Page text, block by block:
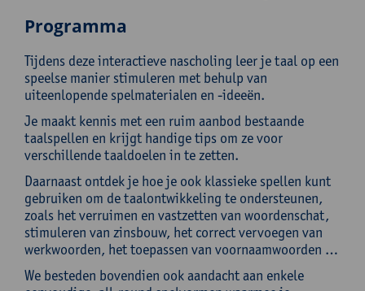
Programma
Tijdens deze interactieve nascholing leer je taal op een
speelse manier stimuleren met behulp van
uiteenlopende spelmaterialen en -ideeën.
Je maakt kennis met een ruim aanbod bestaande
taalspellen en krijgt handige tips om ze voor
verschillende taaldoelen in te zetten.
Daarnaast ontdek je hoe je ook klassieke spellen kunt
gebruiken om de taalontwikkeling te ondersteunen,
zoals het verruimen en vastzetten van woordenschat,
stimuleren van zinsbouw, het correct vervoegen van
werkwoorden, het toepassen van voornaamwoorden …
We besteden bovendien ook aandacht aan enkele